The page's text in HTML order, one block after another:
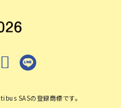
SASの登録商標です。